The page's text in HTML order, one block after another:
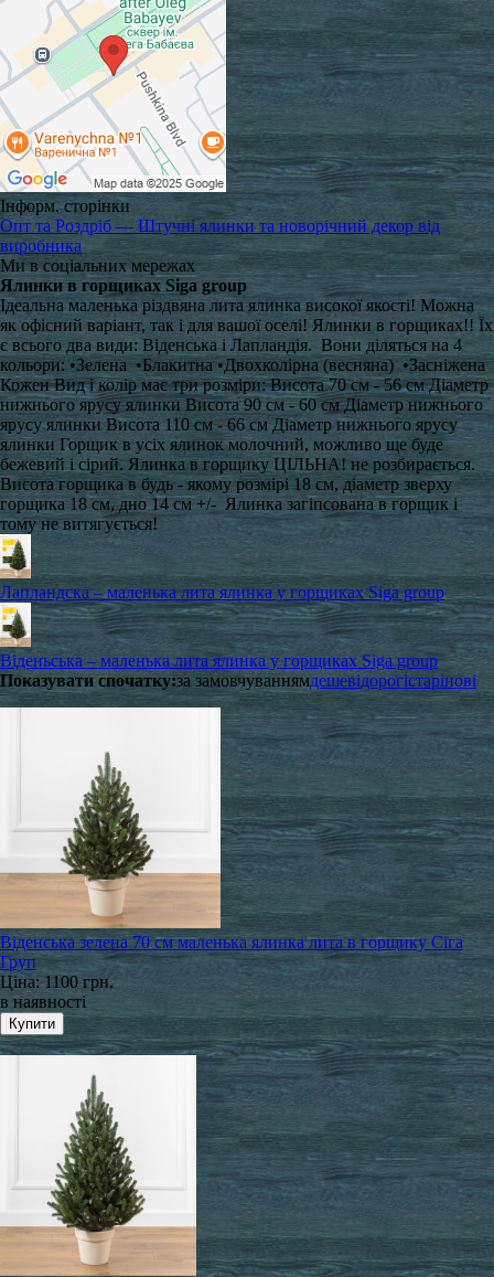
Інформ. сторінки
Опт та Роздріб — Штучні ялинки та новорічний декор від
виробника
Ми в соціальних мережах
Ялинки в горщиках Siga group
Ідеальна маленька різдвяна лита ялинка високої якості! Можна
як офісний варіант, так і для вашої оселі! Ялинки в горщиках!! Їх
є всього два види: Віденська і Лапландія. Вони діляться на 4
кольори: •Зелена •Блакитна •Двохколірна (весняна) •Засніжена
Кожен Вид і колір має три розміри: Висота 70 см - 56 см Діаметр
нижнього ярусу ялинки Висота 90 см - 60 см Діаметр нижнього
ярусу ялинки Висота 110 см - 66 см Діаметр нижнього ярусу
ялинки Горщик в усіх ялинок молочний, можливо ще буде
бежевий і сірий. Ялинка в горщику ЦІЛЬНА! не розбирається.
Висота горщика в будь - якому розмірі 18 см, діаметр зверху
горщика 18 см, дно 14 см +/- Ялинка загіпсована в горщик і
тому не витягується!
Лапландска – маленька лита ялинка у горщиках Siga group
Віденьська – маленька лита ялинка у горщиках Siga group
Показувати спочатку:за замовчуваннямдешевідорогістарінові
Віденська зелена 70 см маленька ялинка лита в горщику Сіга
Груп
Ціна: 1100 грн.
в наявності